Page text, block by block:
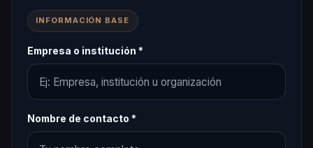
INFORMACIÓN BASE
Empresa o institución *
Nombre de contacto *